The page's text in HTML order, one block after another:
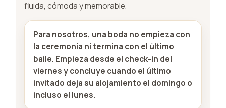
fluida, cómoda y memorable.
Para nosotros, una boda no empieza con
la ceremonia ni termina con el último
baile. Empieza desde el check-in del
viernes y concluye cuando el último
invitado deja su alojamiento el domingo o
incluso el lunes.